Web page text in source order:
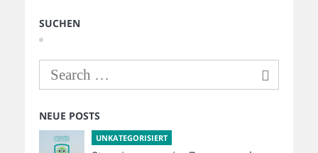
SUCHEN
NEUE POSTS
UNKATEGORISIERT